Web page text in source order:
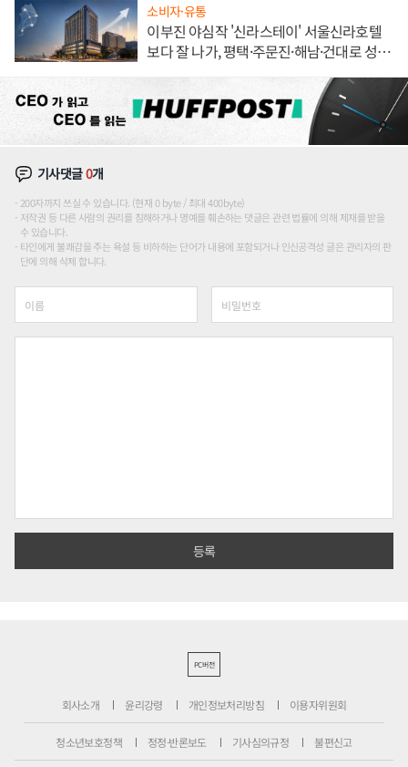
소비자·유통
이부진 야심작 '신라스테이' 서울신라호텔
보다 잘 나가, 평택·주문진·해남·건대로 성
기사댓글0개
200자까지 쓰실 수 있습니다. (현재 0 byte / 최대 400byte)
저작권 등 다른 사람의 권리를 침해하거나 명예를 훼손하는 댓글은 관련 법률에 의해 제재를 받을
수 있습니다.
타인에게 불쾌감을 주는 욕설 등 비하하는 단어가 내용에 포함되거나 인신공격성 글은 관리자의 판
단에 의해 삭제 합니다.
PC버전
회사소개 윤리강령 개인정보처리방침 이용자위원회
청소년보호정책 정정·반론보도 기사심의규정 불편신고